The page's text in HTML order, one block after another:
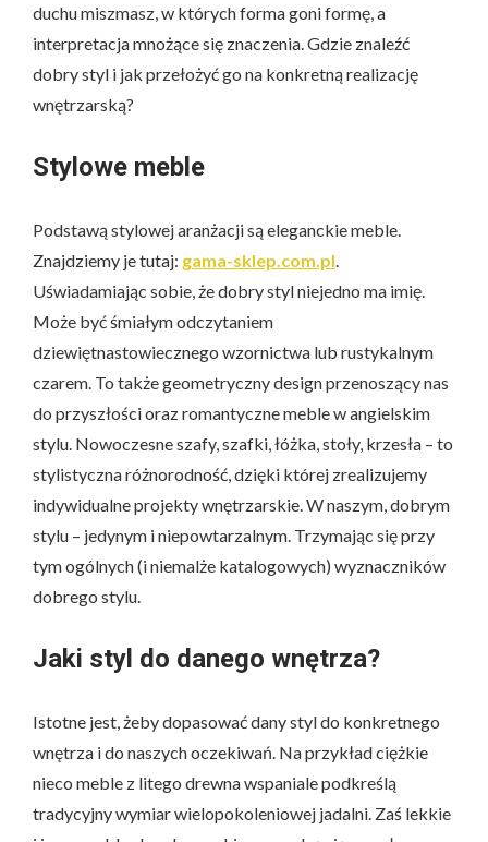
duchu miszmasz, w których forma goni formę, a
interpretacja mnożące się znaczenia. Gdzie znaleźć
dobry styl i jak przełożyć go na konkretną realizację
wnętrzarską?
Stylowe meble
Podstawą stylowej aranżacji są eleganckie meble.
Znajdziemy je tutaj: gama-sklep.com.pl
Uświadamiając sobie, że dobry styl niejedno ma imię.
Może być śmiałym odczytaniem
dziewiętnastowiecznego wzornictwa lub rustykalnym
czarem. To także geometryczny design przenoszący nas
do przyszłości oraz romantyczne meble w angielskim
stylu. Nowoczesne szafy, szafki, łóżka, stoły, krzesła – to
stylistyczna różnorodność, dzięki której zrealizujemy
indywidualne projekty wnętrzarskie. W naszym, dobrym
stylu – jedynym i niepowtarzalnym. Trzymając się przy
tym ogólnych (i niemalże katalogowych) wyznaczników
dobrego stylu.
Jaki styl do danego wnętrza?
Istotne jest, żeby dopasować dany styl do konkretnego
wnętrza i do naszych oczekiwań. Na przykład ciężkie
nieco meble z litego drewna wspaniale podkreślą
tradycyjny wymiar wielopokoleniowej jadalni. Zaś lekkie